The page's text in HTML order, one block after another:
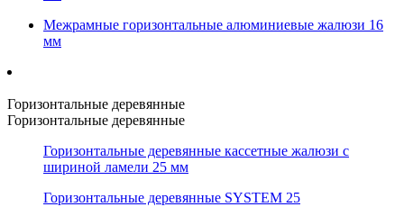
Межрамные горизонтальные алюминиевые жалюзи 16
мм
Горизонтальные деревянные
Горизонтальные деревянные
Горизонтальные деревянные кассетные жалюзи с
шириной ламели 25 мм
Горизонтальные деревянные SYSTEM 25